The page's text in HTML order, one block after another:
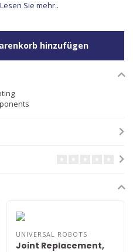
Lesen Sie mehr..
hinzufügen
UNIVERSAL ROBOTS
Joint Replacement,